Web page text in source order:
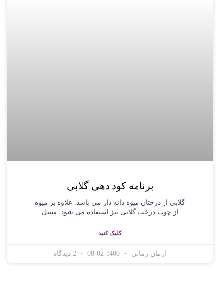
برنامه کود دهی گلابی
گلابی از درختان میوه دانه دار می باشد. علاوه بر میوه
از چوب درخت گلابی نیز استفاده می شود. پسیل
کلیک کنید
آرمان زمانی